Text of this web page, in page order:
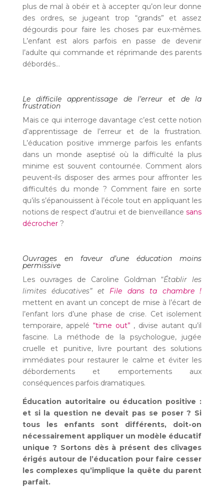
plus de mal à obéir et à accepter qu’on leur donne
des ordres, se jugeant trop “grands” et assez
dégourdis pour faire les choses par eux-mêmes.
L’enfant est alors parfois en passe de devenir
l’adulte qui commande et réprimande des parents
débordés…
Le difficile apprentissage de l’erreur et de la
frustration
Mais ce qui interroge davantage c’est cette notion
d’apprentissage de l’erreur et de la frustration.
L’éducation positive immerge parfois les enfants
dans un monde aseptisé où la difficulté la plus
minime est souvent contournée. Comment alors
peuvent-ils disposer des armes pour affronter les
difficultés du monde ? Comment faire en sorte
qu’ils s’épanouissent à l’école tout en appliquant les
notions de respect d’autrui et de bienveillancesans
décrocher?
Ouvrages en faveur d’une éducation moins
permissive
Les ouvrages de Caroline Goldman “Établir les
limites éducatives” et File dans ta chambre !
mettent en avant un concept de mise à l’écart de
l’enfant lors d’une phase de crise. Cet isolement
temporaire, appelé “time out” , divise autant qu’il
fascine. La méthode de la psychologue, jugée
cruelle et punitive, livre pourtant des solutions
immédiates pour restaurer le calme et éviter les
débordements et emportements aux
conséquences parfois dramatiques.
Éducation autoritaire ou éducation positive :
et si la question ne devait pas se poser ? Si
tous les enfants sont différents, doit-on
nécessairement appliquer un modèle éducatif
unique ? Sortons dès à présent des clivages
érigés autour de l’éducation pour faire cesser
les complexes qu’implique la quête du parent
parfait.